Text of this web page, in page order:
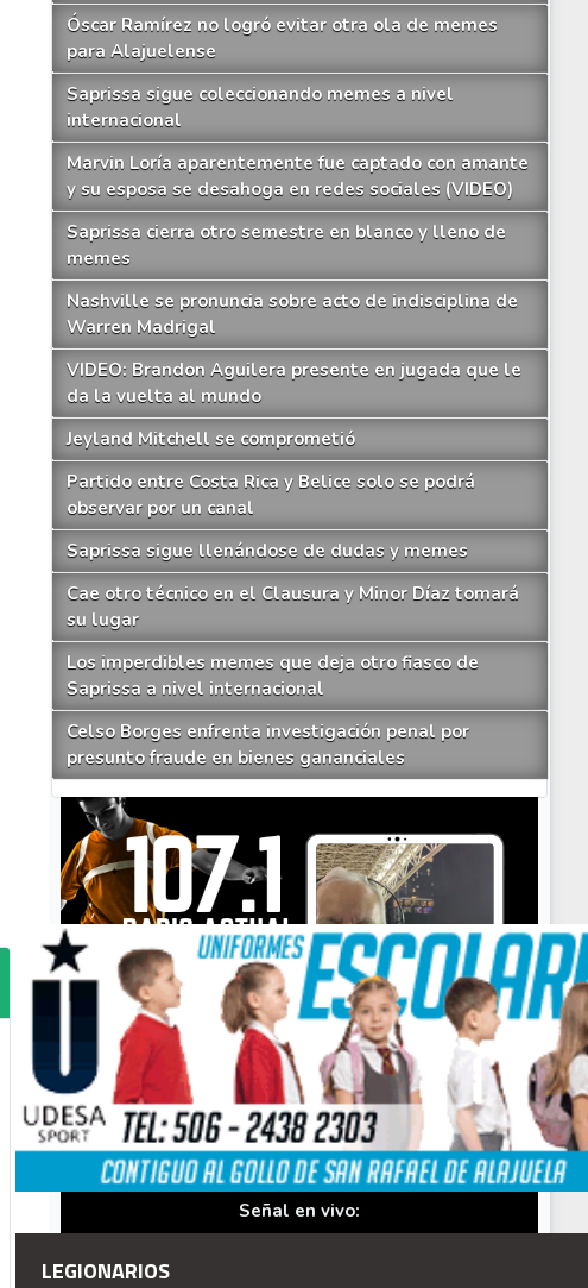
Óscar Ramírez no logró evitar otra ola de memes
para Alajuelense
Saprissa sigue coleccionando memes a nivel
internacional
Marvin Loría aparentemente fue captado con amante
y su esposa se desahoga en redes sociales (VIDEO)
Saprissa cierra otro semestre en blanco y lleno de
memes
Nashville se pronuncia sobre acto de indisciplina de
Warren Madrigal
VIDEO: Brandon Aguilera presente en jugada que le
da la vuelta al mundo
Jeyland Mitchell se comprometió
Partido entre Costa Rica y Belice solo se podrá
observar por un canal
Saprissa sigue llenándose de dudas y memes
Cae otro técnico en el Clausura y Minor Díaz tomará
su lugar
Los imperdibles memes que deja otro fiasco de
Saprissa a nivel internacional
Celso Borges enfrenta investigación penal por
presunto fraude en bienes gananciales
Your Add Here !!
Señal en vivo:
Radio Actual107.1FM
LEGIONARIOS